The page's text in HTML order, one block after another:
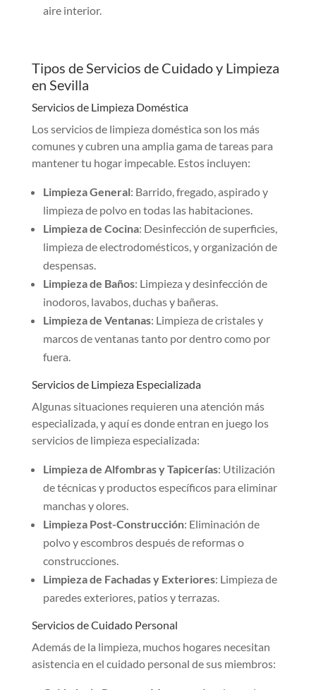
aire interior.
Tipos de Servicios de Cuidado y Limpieza
en Sevilla
Servicios de Limpieza Doméstica
Los servicios de limpieza doméstica son los más
comunes y cubren una amplia gama de tareas para
mantener tu hogar impecable. Estos incluyen:
Limpieza General: Barrido, fregado, aspirado y
limpieza de polvo en todas las habitaciones.
Limpieza de Cocina: Desinfección de superficies,
limpieza de electrodomésticos, y organización de
despensas.
Limpieza de Baños: Limpieza y desinfección de
inodoros, lavabos, duchas y bañeras.
Limpieza de Ventanas: Limpieza de cristales y
marcos de ventanas tanto por dentro como por
fuera.
Servicios de Limpieza Especializada
Algunas situaciones requieren una atención más
especializada, y aquí es donde entran en juego los
servicios de limpieza especializada:
Limpieza de Alfombras y Tapicerías: Utilización
de técnicas y productos específicos para eliminar
manchas y olores.
Limpieza Post-Construcción: Eliminación de
polvo y escombros después de reformas o
construcciones.
Limpieza de Fachadas y Exteriores: Limpieza de
paredes exteriores, patios y terrazas.
Servicios de Cuidado Personal
Además de la limpieza, muchos hogares necesitan
asistencia en el cuidado personal de sus miembros: